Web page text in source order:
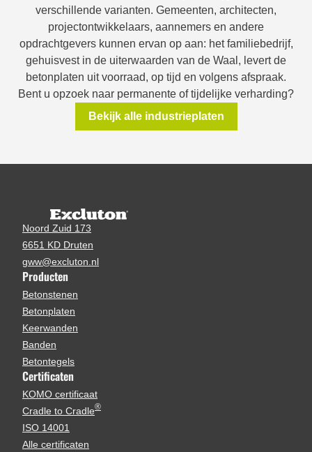
verschillende varianten. Gemeenten, architecten,
projectontwikkelaars, aannemers en andere
opdrachtgevers kunnen ervan op aan: het familiebedrijf,
gehuisvest in de uiterwaarden van de Waal, levert de
betonplaten uit voorraad, op tijd en volgens afspraak.
Bent u opzoek naar permanente of tijdelijke verharding?
Bekijk alle industrieplaten
Noord Zuid 173
6651 KD Druten
gww@excluton.nl
Producten
Betonstenen
Betonplaten
Keerwanden
Banden
Betontegels
Certificaten
KOMO certificaat
Cradle to Cradle®
ISO 14001
Alle certificaten